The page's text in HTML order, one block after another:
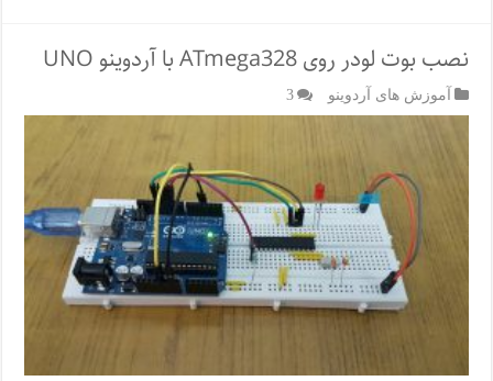
نصب بوت لودر روی ATmega328 با آردوینو UNO
آموزش های آردوینو 3